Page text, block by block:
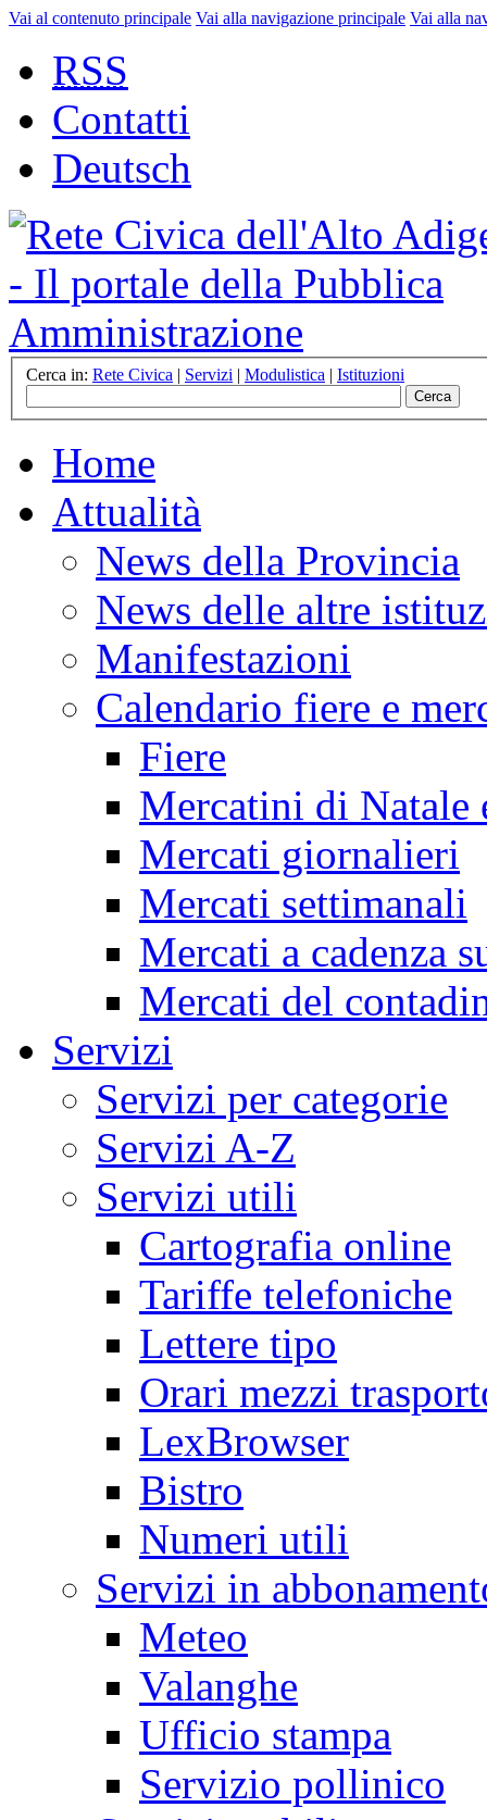
Vai al contenuto principale Vai alla navigazione principale Vai alla
RSS
Contatti
Deutsch
Cerca in: Rete Civica | Servizi | Modulistica | Istituzioni
Home
Attualità
News della Provincia
News delle altre
Manifestazioni
Calendario fiere e
Fiere
Mercatini di Natale
Mercati giornalieri
Mercati settimanali
Mercati a cadenza
Mercati del
Servizi
Servizi per categorie
Servizi A-Z
Servizi utili
Cartografia online
Tariffe telefoniche
Lettere tipo
Orari mezzi
LexBrowser
Bistro
Numeri utili
Servizi in
Meteo
Valanghe
Ufficio stampa
Servizio pollinico